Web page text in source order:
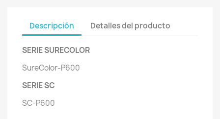
Descripción Detalles del producto
SERIE SURECOLOR
SureColor-P600
SERIE SC
SC-P600